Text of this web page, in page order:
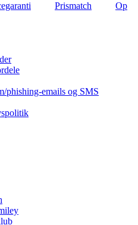
Prismatch
Op
phishing-emails og SMS